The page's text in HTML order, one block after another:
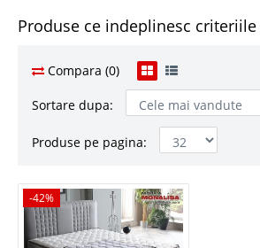
Produse ce indeplinesc
Compara (0)
Sortare dupa:
Produse pe pagina:
-42%
-42%